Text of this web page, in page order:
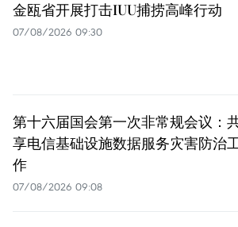
金瓯省开展打击IUU捕捞高峰行动
07/08/2026 09:30
第十六届国会第一次非常规会议：
享电信基础设施数据服务灾害防治
作
07/08/2026 09:08